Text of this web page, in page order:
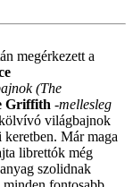
megérkezett a
(The
Griffith -mellesleg
világbajnok
keretben. Már maga
librettók még
szolidnak